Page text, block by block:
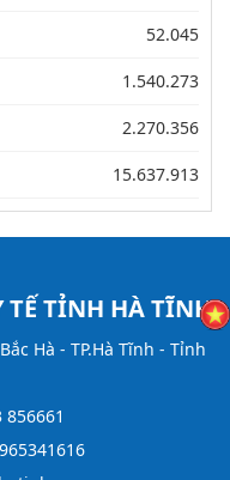
52.045
1.540.273
2.270.356
15.637.913
TẾ TỈNH HÀ TĨNH
Hà - TP.Hà Tĩnh - Tỉnh
856661